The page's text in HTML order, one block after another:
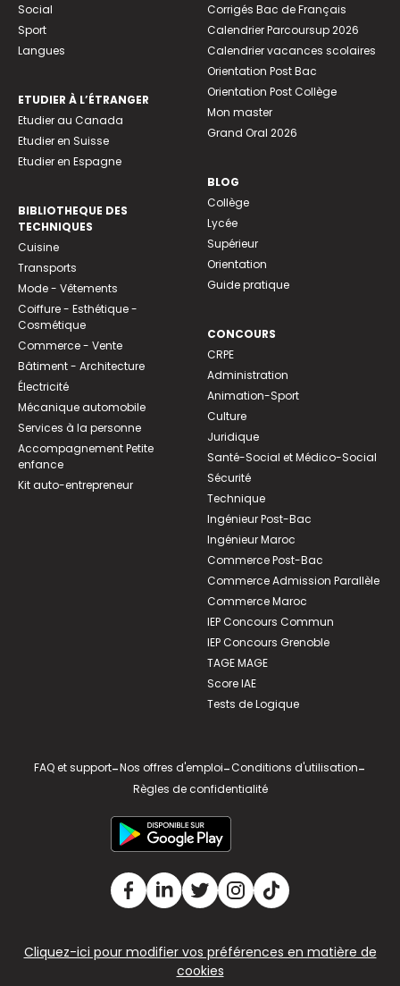
Social
Sport
Langues
ETUDIER À L’ÉTRANGER
Etudier au Canada
Etudier en Suisse
Etudier en Espagne
BIBLIOTHEQUE DES
TECHNIQUES
Cuisine
Transports
Mode - Vêtements
Coiffure - Esthétique -
Cosmétique
Commerce - Vente
Bâtiment - Architecture
Électricité
Mécanique automobile
Services à la personne
Accompagnement Petite
enfance
Kit auto-entrepreneur
Corrigés Bac de Français
Calendrier Parcoursup 2026
Calendrier vacances scolaires
Orientation Post Bac
Orientation Post Collège
Mon master
Grand Oral 2026
BLOG
Collège
Lycée
Supérieur
Orientation
Guide pratique
CONCOURS
CRPE
Administration
Animation-Sport
Culture
Juridique
Santé-Social et Médico-Social
Sécurité
Technique
Ingénieur Post-Bac
Ingénieur Maroc
Commerce Post-Bac
Commerce Admission Parallèle
Commerce Maroc
IEP Concours Commun
IEP Concours Grenoble
TAGE MAGE
Score IAE
Tests de Logique
FAQ et support-Nos offres d'emploi-Conditions d'utilisation-
Règles de confidentialité
Cliquez-ici pour modifier vos préférences en matière de
cookies